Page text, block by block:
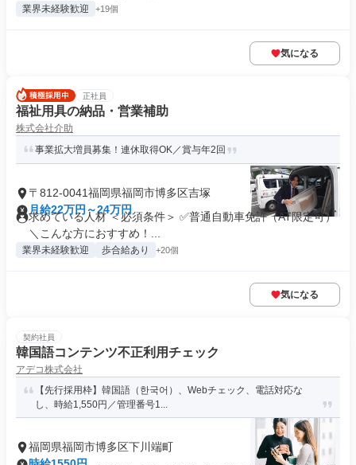
業界未経験歓迎 +19個
気になる
正社員
福祉用具の納品・営業補助
株式会社介助
事業拡大増員募集！連休取得OK／賞与年2回
〒812-0041福岡県福岡市博多区吉塚
月給22万円～24万円
求めている人材 ＜必須条件＞ ✅普通自動車免許（AT限定可）
＼こんな方におすすめ！...
業界未経験歓迎 歩合給あり +20個
気になる
契約社員
韓国語コンテンツ不正利用チェック
アデコ株式会社
【先行採用枠】韓国語（한국어）、Webチェック、電話対応な
し、時給1,550円／管理番号1...
福岡県福岡市博多区下川端町